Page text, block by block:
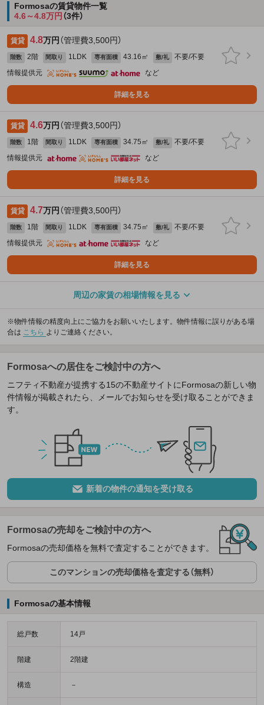
Formosaの賃貸物件一覧
4.6～4.8万円 （3件）
賃貸 4.8万円 （管理費3,500円）
階数 2階 間取り 1LDK 専有面積 43.16㎡ 敷/礼
不要/不要
情報提供元
など
詳細を見る
賃貸 4.6万円 （管理費3,500円）
階数 1階 間取り 1LDK 専有面積 34.75㎡ 敷/礼
不要/不要
情報提供元
など
詳細を見る
賃貸 4.7万円 （管理費3,500円）
階数 1階 間取り 1LDK 専有面積 34.75㎡ 敷/礼
不要/不要
情報提供元
など
詳細を見る
周辺の家賃の相場情報を見る
※物件情報の精度向上にご協力をお願いいたします。物件情報に誤りがある場
合は こちら よりご連絡ください。
Formosaへの居住をご検討中の方へ
ニフティ不動産が提携する15の不動産サイトにFormosaの新しい物
件情報が掲載されたら、メールでお知らせを受け取ることができま
す。
新着の物件の通知を受け取る
Formosaの売却をご検討中の方へ
Formosaの売却価格を無料で査定することができます。
このマンションの売却価格を査定する（無料）
Formosaの基本情報
総戸数 14戸
階建 2階建
構造 －